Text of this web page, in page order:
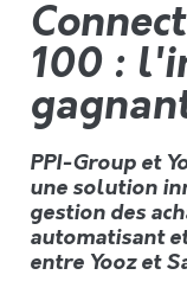
100 :
PPI-Group et
une solution
gestion des
automatisant
entre Yooz et